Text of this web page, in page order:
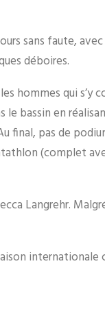
sans faute,
déboires.
hommes qui s’y
bassin en
final, pas de
(complet
Langrehr.
internationale